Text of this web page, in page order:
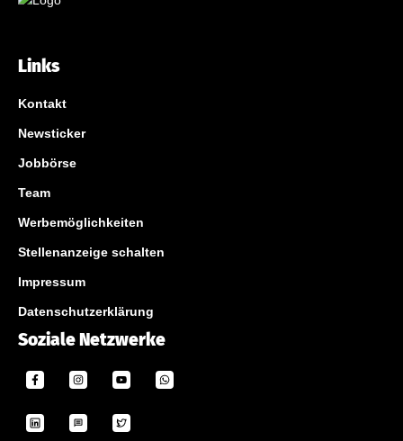
Links
Kontakt
Newsticker
Jobbörse
Team
Werbemöglichkeiten
Stellenanzeige schalten
Impressum
Datenschutzerklärung
Soziale Netzwerke